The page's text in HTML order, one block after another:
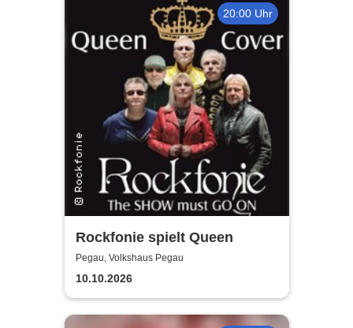
20:00 Uhr
Rockfonie spielt Queen
Pegau, Volkshaus Pegau
10.10.2026